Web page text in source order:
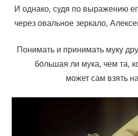
И однако, судя по выражению
через овальное зеркало,
Понимать и принимать муку
бо́льшая ли мука, чем та,
может сам взять